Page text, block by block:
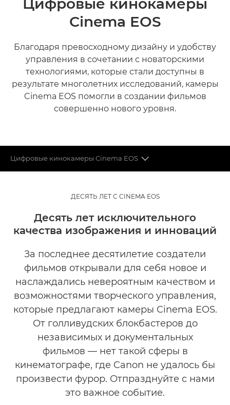
Цифровые кинокамеры
Cinema EOS
Благодаря превосходному дизайну и удобству
управления в сочетании с новаторскими
технологиями, которые стали доступны в
результате многолетних исследований, камеры
Cinema EOS помогли в создании фильмов
совершенно нового уровня.
Цифровые кинокамеры Cinema EOS
ДЕСЯТЬ ЛЕТ С CINEMA EOS
Десять лет исключительного
качества изображения и инноваций
За последнее десятилетие создатели
фильмов открывали для себя новое и
наслаждались невероятным качеством и
возможностями творческого управления,
которые предлагают камеры Cinema EOS.
От голливудских блокбастеров до
независимых и документальных
фильмов — нет такой сферы в
кинематографе, где Canon не удалось бы
произвести фурор. Отпразднуйте с нами
это важное событие.